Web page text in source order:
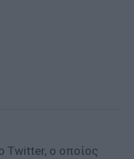
Twitter, ο οποίος